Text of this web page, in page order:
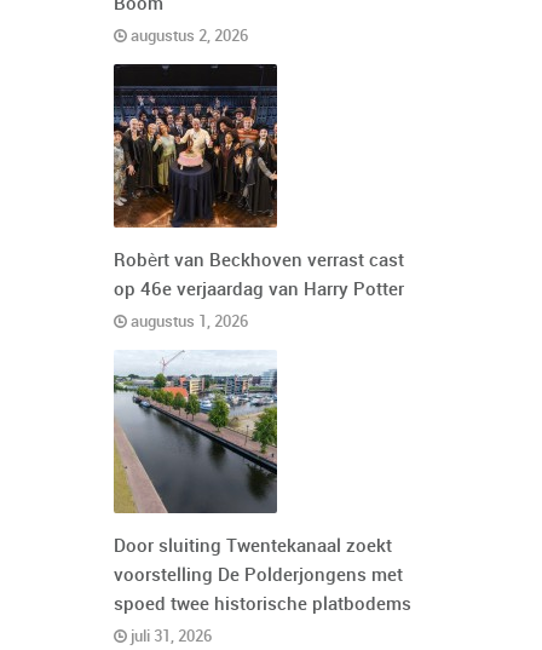
Boom
augustus 2, 2026
Robèrt van Beckhoven verrast cast
op 46e verjaardag van Harry Potter
augustus 1, 2026
Door sluiting Twentekanaal zoekt
voorstelling De Polderjongens met
spoed twee historische platbodems
juli 31, 2026